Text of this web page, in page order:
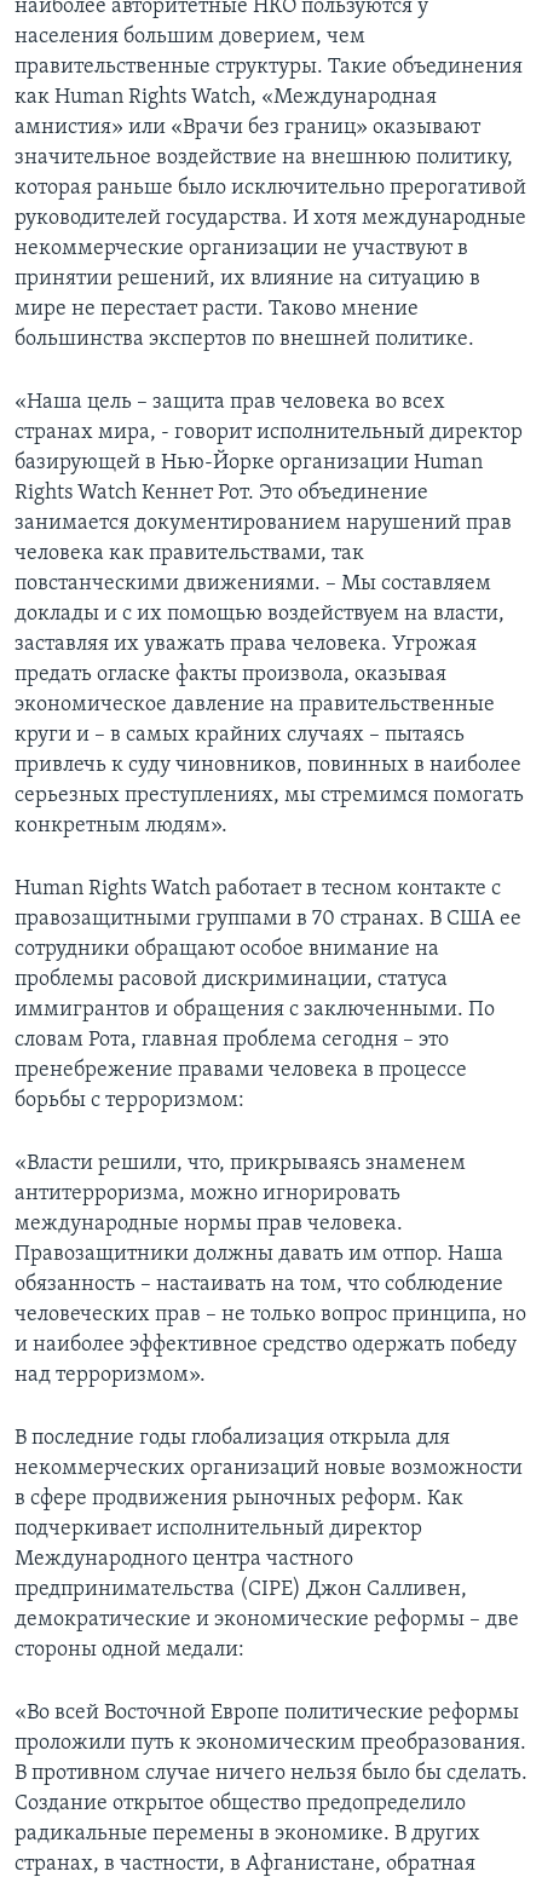
наиболее авторитетные НКО пользуются у
населения большим доверием, чем
правительственные структуры. Такие объединения
как Human Rights Watch, «Международная
амнистия» или «Врачи без границ» оказывают
значительное воздействие на внешнюю политику,
которая раньше было исключительно прерогативой
руководителей государства. И хотя международные
некоммерческие организации не участвуют в
принятии решений, их влияние на ситуацию в
мире не перестает расти. Таково мнение
большинства экспертов по внешней политике.
«Наша цель – защита прав человека во всех
странах мира, - говорит исполнительный директор
базирующей в Нью-Йорке организации Human
Rights Watch Кеннет Рот. Это объединение
занимается документированием нарушений прав
человека как правительствами, так
повстанческими движениями. – Мы составляем
доклады и с их помощью воздействуем на власти,
заставляя их уважать права человека. Угрожая
предать огласке факты произвола, оказывая
экономическое давление на правительственные
круги и – в самых крайних случаях – пытаясь
привлечь к суду чиновников, повинных в наиболее
серьезных преступлениях, мы стремимся помогать
конкретным людям».
Human Rights Watch работает в тесном контакте с
правозащитными группами в 70 странах. В США ее
сотрудники обращают особое внимание на
проблемы расовой дискриминации, статуса
иммигрантов и обращения с заключенными. По
словам Рота, главная проблема сегодня – это
пренебрежение правами человека в процессе
борьбы с терроризмом:
«Власти решили, что, прикрываясь знаменем
антитерроризма, можно игнорировать
международные нормы прав человека.
Правозащитники должны давать им отпор. Наша
обязанность – настаивать на том, что соблюдение
человеческих прав – не только вопрос принципа, но
и наиболее эффективное средство одержать победу
над терроризмом».
В последние годы глобализация открыла для
некоммерческих организаций новые возможности
в сфере продвижения рыночных реформ. Как
подчеркивает исполнительный директор
Международного центра частного
предпринимательства (CIPE) Джон Салливен,
демократические и экономические реформы – две
стороны одной медали:
«Во всей Восточной Европе политические реформы
проложили путь к экономическим преобразования.
В противном случае ничего нельзя было бы сделать.
Создание открытое общество предопределило
радикальные перемены в экономике. В других
странах, в частности, в Афганистане, обратная